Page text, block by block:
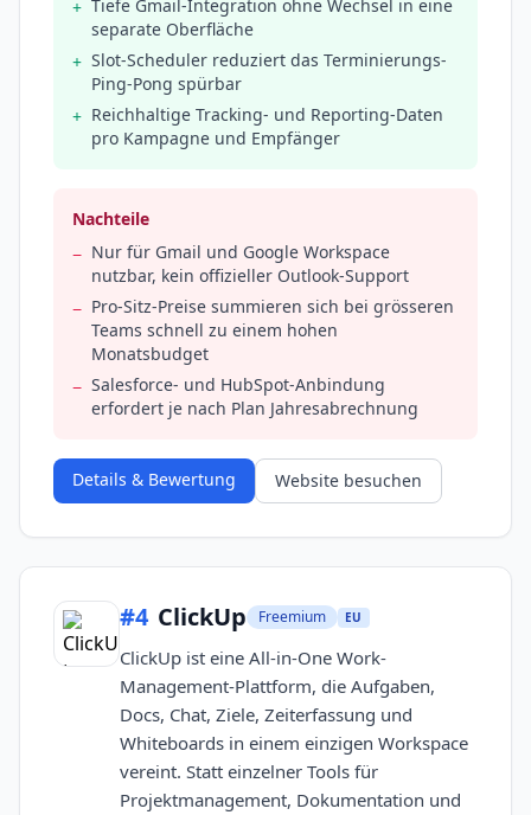
+ Tiefe Gmail-Integration ohne Wechsel in eine
separate Oberfläche
+ Slot-Scheduler reduziert das Terminierungs-
Ping-Pong spürbar
+ Reichhaltige Tracking- und Reporting-Daten
pro Kampagne und Empfänger
Nachteile
− Nur für Gmail und Google Workspace
nutzbar, kein offizieller Outlook-Support
− Pro-Sitz-Preise summieren sich bei grösseren
Teams schnell zu einem hohen
Monatsbudget
− Salesforce- und HubSpot-Anbindung
erfordert je nach Plan Jahresabrechnung
Details & Bewertung Website besuchen
#4 ClickUp Freemium EU
ClickUp ist eine All-in-One Work-
Management-Plattform, die Aufgaben,
Docs, Chat, Ziele, Zeiterfassung und
Whiteboards in einem einzigen Workspace
vereint. Statt einzelner Tools für
Projektmanagement, Dokumentation und